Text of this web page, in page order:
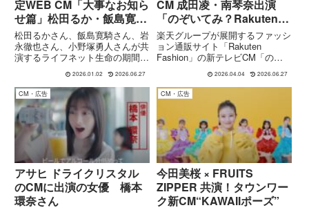
定WEB CM「大事なお知ら
せ篇」松田るか・飯島寛
騎・岩永徹也・小野塚勇人
出演
松田るかさん、飯島寛騎さん、岩
永徹也さん、小野塚勇人さんが共
演するライフネット生命の期間限
定WEB CM「大事なお知らせ
篇」（2025年12月21日公開）を
詳しく紹介。年末に寄り添うメッ
セージと4人の落ち着いた演技が
魅力です。
2026.01.02 2026.06.27
CM 成田凌・南琴奈出演
「のぞいてみ？Rakuten
Fashion篇」
楽天グループが展開するファッシ
ョン通販サイト「Rakuten
Fashion」の新テレビCM「のぞ
いてみ？Rakuten Fashion篇」
は、2026年4月8日より全国で放
映開始されます。出演は俳優の成
田凌さんと女優の南琴奈さん。
「のぞい...
2026.04.04 2026.06.27
CM・広告
アサヒ ドライクリスタル
のCMに出演の女優 橋本
環奈さん
CM・広告
今田美桜 × FRUITS
ZIPPER 共演！タウンワー
ク新CM“KAWAIIポーズ”